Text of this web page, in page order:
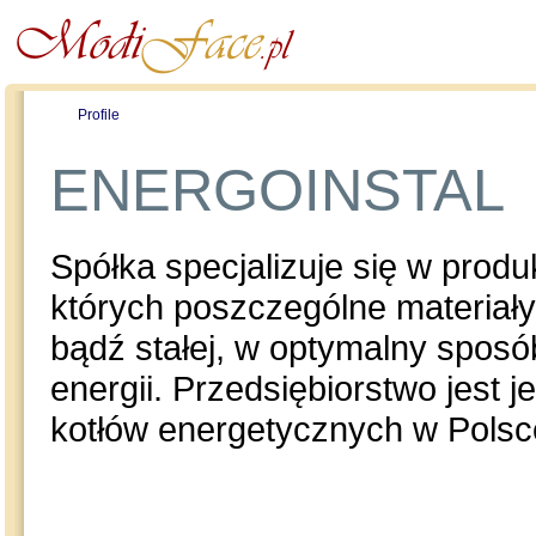
Profile
ENERGOINSTAL
Spółka specjalizuje się w
których poszczególne
bądź stałej, w optymalny
energii. Przedsiębiorstwo jest
kotłów energetycznych w